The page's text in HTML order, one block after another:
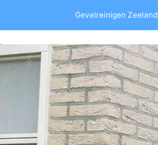
Gevelreinigen Zeeland